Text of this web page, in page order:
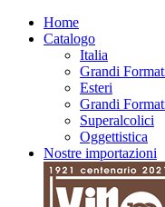
Home
Catalogo
Italia
Grandi
Esteri
Grandi
Superalcolici
Oggettistica
Nostre importazioni